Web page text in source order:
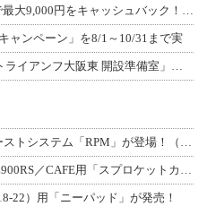
B+COM 最新モデル購入・下取りで最大9,000円をキャッシュバック！「B+F
ャンペーン」を8/1～10/31まで実
【トライアンフ】関西最大規模「トライアンフ大阪東 開設準備室」がオープン！ 限定
RPM から ホンダ GROM用エキゾーストシステム「RPM」が登場！（動画あり
カスタムスプロケットを見せる、Z900RS／CAFE用「スプロケットカバーフルキ
22）用「ニーパッド」が発売！